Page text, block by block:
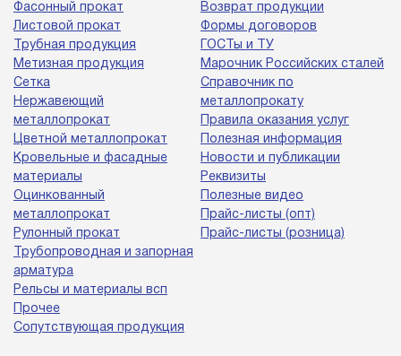
Фасонный прокат
Листовой прокат
Трубная продукция
Метизная продукция
Сетка
Нержавеющий
металлопрокат
Цветной металлопрокат
Кровельные и фасадные
материалы
Оцинкованный
металлопрокат
Рулонный прокат
Трубопроводная и запорная
арматура
Рельсы и материалы всп
Прочее
Сопутствующая продукция
Возврат продукции
Формы договоров
ГОСТы и ТУ
Марочник Российских сталей
Справочник по
металлопрокату
Правила оказания услуг
Полезная информация
Новости и публикации
Реквизиты
Полезные видео
Прайс-листы (опт)
Прайс-листы (розница)